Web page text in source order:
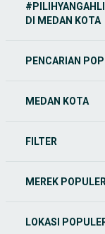
DI MEDAN KOTA
PENCARIAN
MEDAN KOTA
FILTER
MEREK POPULER
LOKASI